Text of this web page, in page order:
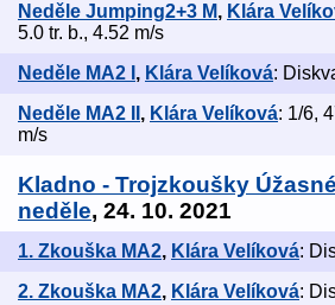
Neděle Jumping2+3 M, Klára
5.0 tr. b., 4.52 m/s
Neděle MA2 I , Klára Velíková:
Neděle MA2 II , Klára Velíková: 1/6,
m/s
Kladno - Trojzkoušky
neděle, 24. 10. 2021
1. Zkouška MA2, Klára Velíková:
2. Zkouška MA2, Klára Velíková: